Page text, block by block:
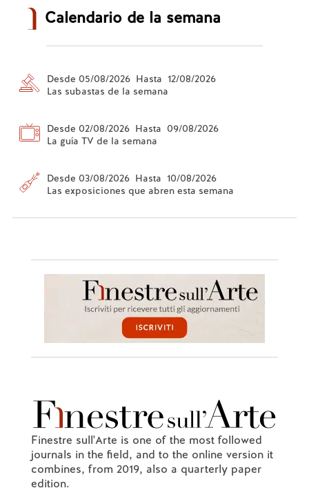
Calendario de la semana
Desde 05/08/2026 Hasta 12/08/2026
Las subastas de la semana
Desde 02/08/2026 Hasta 09/08/2026
La guía TV de la semana
Desde 03/08/2026 Hasta 10/08/2026
Las exposiciones que abren esta semana
Finestre sull'Arte is one of the most followed
journals in the field, and to the online version it
combines, from 2019, also a quarterly paper
edition.